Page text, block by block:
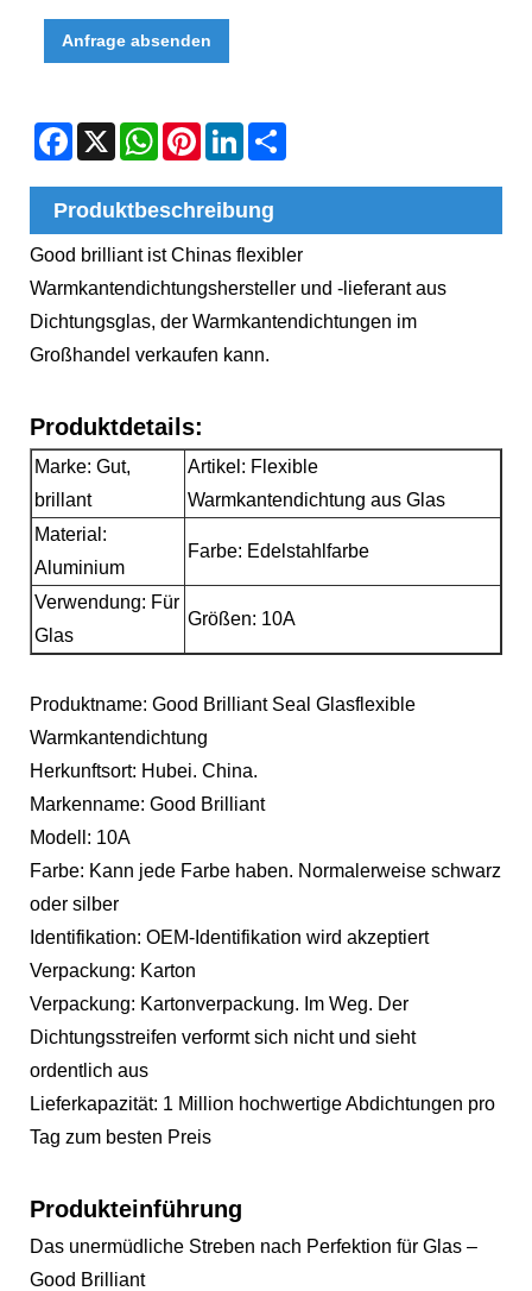
Anfrage absenden
Facebook
X WhatsAppPinterestLinkedIn
Produktbeschreibung
Good brilliant ist Chinas flexibler
Warmkantendichtungshersteller und -lieferant aus
Dichtungsglas, der Warmkantendichtungen im
Großhandel verkaufen kann.
Produktdetails:
Marke: Gut,
brillant
Artikel: Flexible
Warmkantendichtung aus Glas
Material:
Aluminium
Farbe: Edelstahlfarbe
Verwendung: Für
Glas
Größen: 10A
Produktname: Good Brilliant Seal Glasflexible
Warmkantendichtung
Herkunftsort: Hubei. China.
Markenname: Good Brilliant
Modell: 10A
Farbe: Kann jede Farbe haben. Normalerweise schwarz
oder silber
Identifikation: OEM-Identifikation wird akzeptiert
Verpackung: Karton
Verpackung: Kartonverpackung. Im Weg. Der
Dichtungsstreifen verformt sich nicht und sieht
ordentlich aus
Lieferkapazität: 1 Million hochwertige Abdichtungen pro
Tag zum besten Preis
Produkteinführung
Das unermüdliche Streben nach Perfektion für Glas –
Good Brilliant